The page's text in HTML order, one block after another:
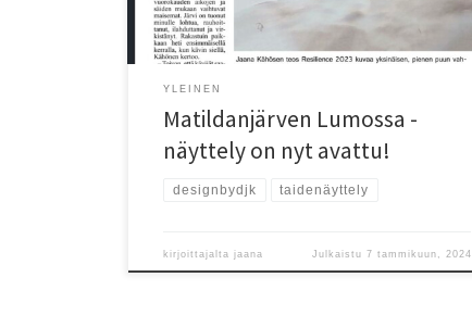
YLEINEN
Matildanjärven Lumossa -
näyttely on nyt avattu!
designbydjk taidenäyttely
kirjoittajaltajaana Julkaistu 7 tammikuun, 2024